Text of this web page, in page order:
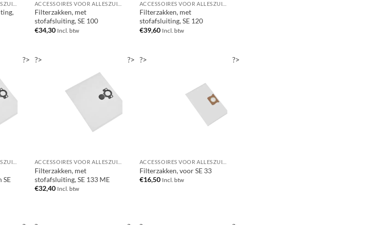
Filterzakken, met
stofafsluiting, SE 100
€34,30 Incl. btw
Filterzakken, met
stofafsluiting, SE 120
€39,60 Incl. btw
SE
?> ?>
Filterzakken, met
stofafsluiting, SE 133 ME
€32,40 Incl. btw
?> ?>
Filterzakken, voor SE 33
€16,50 Incl. btw
?>